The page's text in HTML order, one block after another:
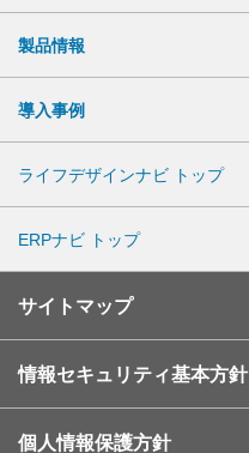
製品情報
導入事例
ライフデザインナビ トップ
ERPナビ トップ
サイトマップ
情報セキュリティ基本方針
個人情報保護方針